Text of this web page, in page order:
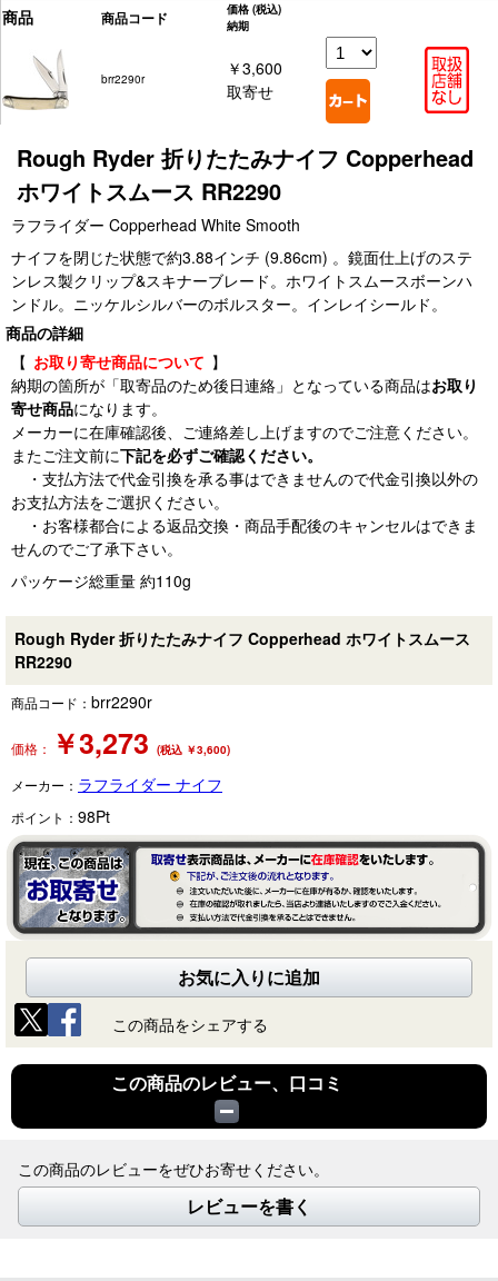
商品
商品コード 価格 (税込)
納期
brr2290r
￥3,600
取寄せ
Rough Ryder 折りたたみナイフ Copperhead
ホワイトスムース RR2290
ラフライダー Copperhead White Smooth
ナイフを閉じた状態で約3.88インチ (9.86cm) 。鏡面仕上げのステ
ンレス製クリップ&スキナーブレード。ホワイトスムースボーンハ
ンドル。ニッケルシルバーのボルスター。インレイシールド。
商品の詳細
【 お取り寄せ商品について 】
納期の箇所が「取寄品のため後日連絡」となっている商品はお取り
寄せ商品になります。
メーカーに在庫確認後、ご連絡差し上げますのでご注意ください。
またご注文前に下記を必ずご確認ください。
・支払方法で代金引換を承る事はできませんので代金引換以外の
お支払方法をご選択ください。
・お客様都合による返品交換・商品手配後のキャンセルはできま
せんのでご了承下さい。
パッケージ総重量 約110g
Rough Ryder 折りたたみナイフ Copperhead ホワイトスムース
RR2290
商品コード： brr2290r
価格： ￥3,273 (税込 ￥3,600)
メーカー： ラフライダー ナイフ
ポイント： 98Pt
お気に入りに追加
この商品をシェアする
この商品のレビュー、口コミ
この商品のレビューをぜひお寄せください。
レビューを書く